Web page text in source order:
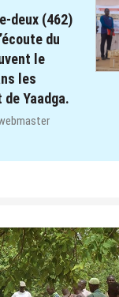
deux (462)
du
le
les
Yaadga.